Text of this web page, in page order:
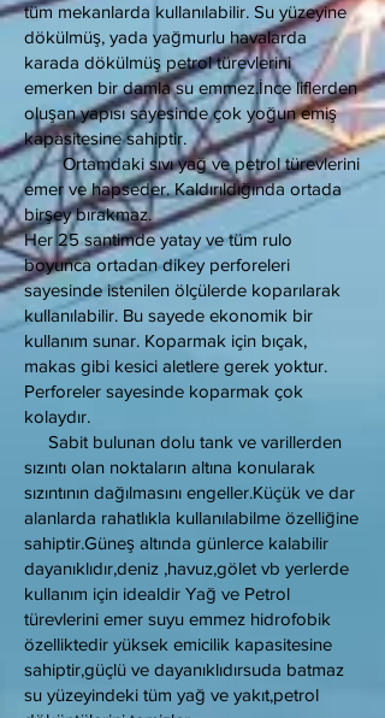
tüm mekanlarda kullanılabilir. Su yüzeyine
dökülmüş, yada yağmurlu havalarda
karada dökülmüş petrol türevlerini
emerken bir damla su emmez.İnce liflerden
oluşan yapısı sayesinde çok yoğun emiş
kapasitesine sahiptir.
Ortamdaki sıvı yağ ve petrol türevlerini
emer ve hapseder. Kaldırıldığında ortada
birşey bırakmaz.
Her 25 santimde yatay ve tüm rulo
boyunca ortadan dikey perforeleri
sayesinde istenilen ölçülerde koparılarak
kullanılabilir. Bu sayede ekonomik bir
kullanım sunar. Koparmak için bıçak,
makas gibi kesici aletlere gerek yoktur.
Perforeler sayesinde koparmak çok
kolaydır.
Sabit bulunan dolu tank ve varillerden
sızıntı olan noktaların altına konularak
sızıntının dağılmasını engeller.Küçük ve dar
alanlarda rahatlıkla kullanılabilme özelliğine
sahiptir.Güneş altında günlerce kalabilir
dayanıklıdır,deniz ,havuz,gölet vb yerlerde
kullanım için idealdir Yağ ve Petrol
türevlerini emer suyu emmez hidrofobik
özelliktedir yüksek emicilik kapasitesine
sahiptir,güçlü ve dayanıklıdırsuda batmaz
su yüzeyindeki tüm yağ ve yakıt,petrol